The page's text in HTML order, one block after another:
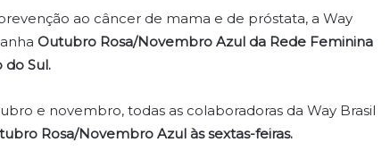
ao câncer de mama e de próstata, a Way
Outubro Rosa/Novembro Azul da Rede Feminina
do Sul.
e novembro, todas as colaboradoras da Way Brasil
Rosa/Novembro Azul às sextas-feiras.